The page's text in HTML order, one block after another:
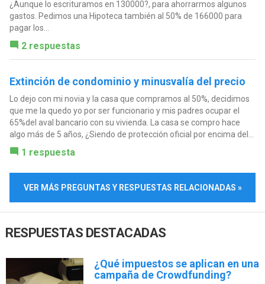
¿Aunque lo escrituramos en 130000?, para ahorrarmos algunos
gastos. Pedimos una Hipoteca también al 50% de 166000 para
pagar los...
2 respuestas
Extinción de condominio y minusvalía del precio
Lo dejo con mi novia y la casa que compramos al 50%, decidimos
que me la quedo yo por ser funcionario y mis padres ocupar el
65%del aval bancario con su vivienda. La casa se compro hace
algo más de 5 años, ¿Siendo de protección oficial por encima del...
1 respuesta
VER MÁS PREGUNTAS Y RESPUESTAS RELACIONADAS »
RESPUESTAS DESTACADAS
¿Qué impuestos se aplican en una
campaña de Crowdfunding?